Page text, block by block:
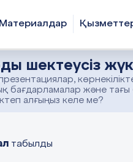
Материалдар
шектеусіз
бағдарламалар және
алғыңыз келе ме?
табылды